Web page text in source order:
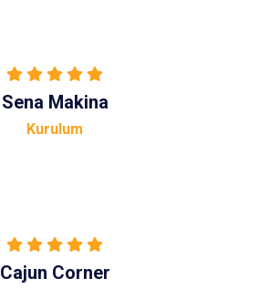
Sena Makina
Kurulum
Cajun Corner